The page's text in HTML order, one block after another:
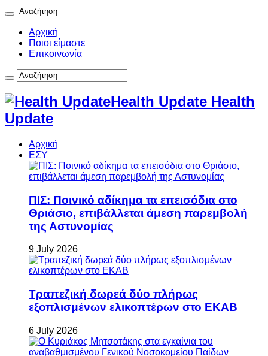
Αρχική
Ποιοι είμαστε
Επικοινωνία
Health Update Health
Update
Αρχική
ΕΣΥ
ΠΙΣ: Ποινικό αδίκημα τα επεισόδια στο
Θριάσιο, επιβάλλεται άμεση παρεμβολή
της Αστυνομίας
9 July 2026
Τραπεζική δωρεά δύο πλήρως
εξοπλισμένων ελικοπτέρων στο ΕΚΑΒ
6 July 2026